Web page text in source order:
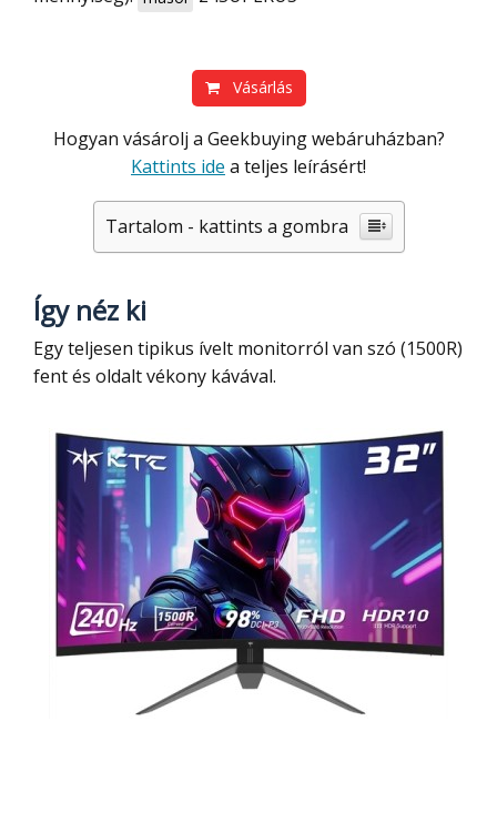
Vásárlás
Hogyan vásárolj a Geekbuying webáruházban?
Kattints ide a teljes leírásért!
Tartalom - kattints a gombra
Így néz ki
Egy teljesen tipikus ívelt monitorról van szó (1500R)
fent és oldalt vékony kávával.